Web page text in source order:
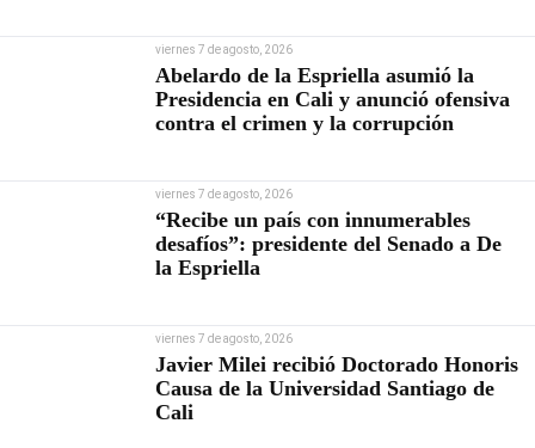
viernes 7 de agosto, 2026
Abelardo de la Espriella asumió la
Presidencia en Cali y anunció ofensiva
contra el crimen y la corrupción
viernes 7 de agosto, 2026
“Recibe un país con innumerables
desafíos”: presidente del Senado a De
la Espriella
viernes 7 de agosto, 2026
Javier Milei recibió Doctorado Honoris
Causa de la Universidad Santiago de
Cali